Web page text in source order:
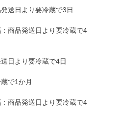
送日より要冷蔵で3日
商品発送日より要冷蔵で4
日より要冷蔵で4日
で1か月
商品発送日より要冷蔵で4